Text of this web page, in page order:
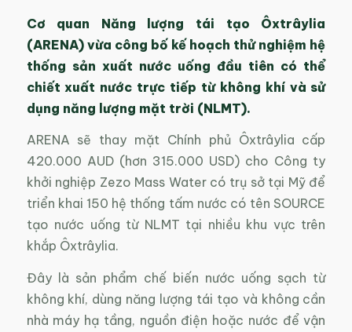
Cơ quan Năng lượng tái tạo Ôxtrâylia
(ARENA) vừa công bố kế hoạch thử nghiệm hệ
thống sản xuất nước uống đầu tiên có thể
chiết xuất nước trực tiếp từ không khí và sử
dụng năng lượng mặt trời (NLMT).
ARENA sẽ thay mặt Chính phủ Ôxtrâylia cấp
420.000 AUD (hơn 315.000 USD) cho Công ty
khởi nghiệp Zezo Mass Water có trụ sở tại Mỹ để
triển khai 150 hệ thống tấm nước có tên SOURCE
tạo nước uống từ NLMT tại nhiều khu vực trên
khắp Ôxtrâylia.
Đây là sản phẩm chế biến nước uống sạch từ
không khí, dùng năng lượng tái tạo và không cần
nhà máy hạ tầng, nguồn điện hoặc nước để vận